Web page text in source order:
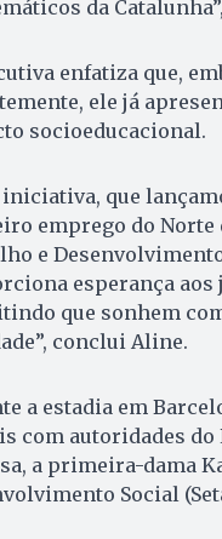
da
enfatiza que,
ele já
socioeducacional.
iniciativa, que
emprego do Norte
e
esperança aos
que sonhem
conclui Aline.
a estadia em
com autoridades
a primeira-dama
Social